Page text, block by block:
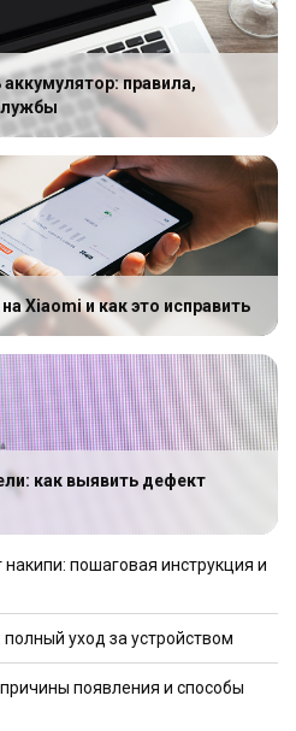
правила,
Xiaomi и как это исправить
как выявить дефект
пошаговая инструкция и
уход за устройством
появления и способы